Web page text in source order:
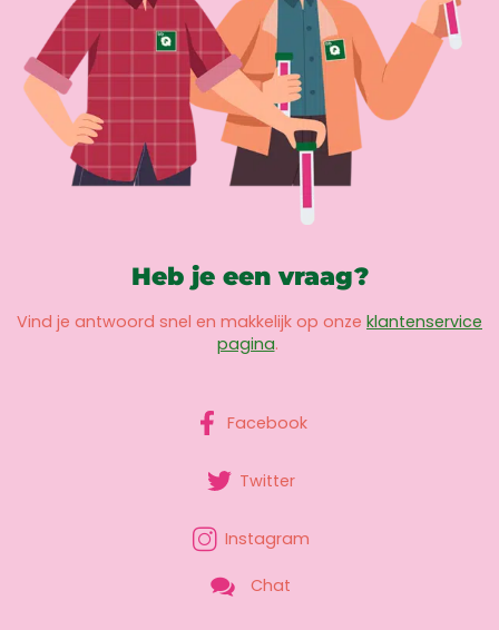
Heb je een vraag?
Vind je antwoord snel en makkelijk op onze klantenservice
pagina.
Facebook
Twitter
Instagram
Chat